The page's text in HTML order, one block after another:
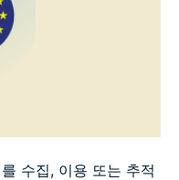
리
게 얻을 수 있나요?
제재
수집, 이용 또는 추적